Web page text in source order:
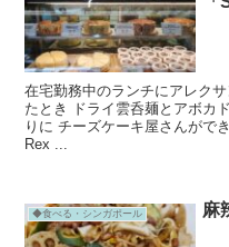
在宅勤務中のランチにアレク
たとき ドライ雲呑麺とアボカ
りに チーズケーキ屋さんがで
Rex ...
◆食べる・シンガポール 麻